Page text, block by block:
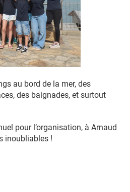
au bord de la mer, des
des baignades, et surtout
pour l’organisation, à Arnaud
inoubliables !